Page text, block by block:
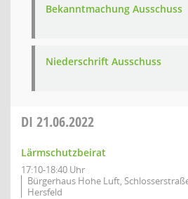
Bekanntmachung Ausschuss
Niederschrift Ausschuss
DI 21.06.2022
Lärmschutzbeirat
17:10-18:40 Uhr
Bürgerhaus Hohe Luft,
Hersfeld